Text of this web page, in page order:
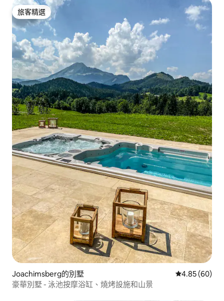
旅客精選
旅客精選
Joachimsberg的別墅 從 60 則評價
4.85 (60)
豪華別墅 - 泳池按摩浴缸、燒烤設施和山景